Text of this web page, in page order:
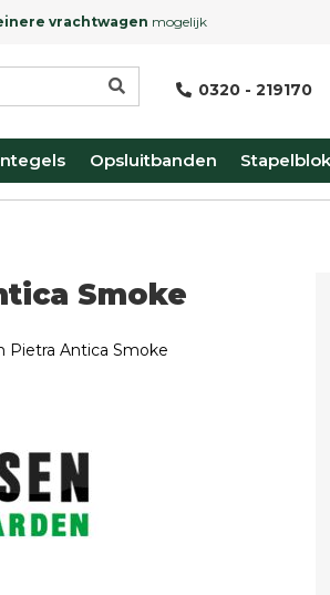
vrachtwagen mogelijk
0320 - 219170
Opsluitbanden
Smoke
Pietra Antica Smoke